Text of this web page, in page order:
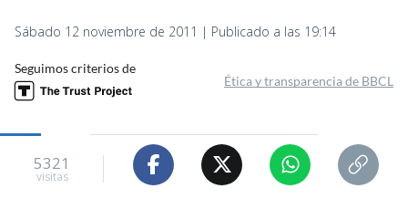
Sábado 12 noviembre de 2011 | Publicado a las 19:14
Seguimos criterios de
Ética y transparencia de BBCL
5321
visitas